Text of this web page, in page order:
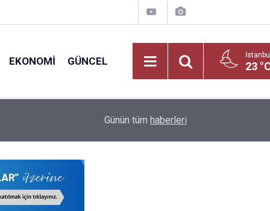
EKONOMI GÜNCEL 23
Yayınlandı
Günün tüm haberleri